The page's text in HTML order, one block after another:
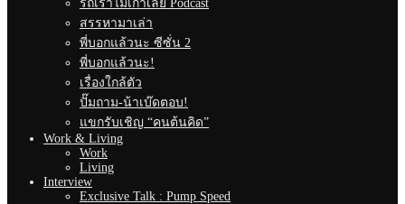
รถเราไม่เก่าเลย Podcast
สรรหามาเล่า
พี่บอกแล้วนะ ซีซั่น 2
พี่บอกแล้วนะ!
เรื่องใกล้ตัว
ปั๊มถาม-น้าเบ๊ดตอบ!
แขกรับเชิญ “คนต้นคิด”
Work & Living
Work
Living
Interview
Exclusive Talk : Pump Speed